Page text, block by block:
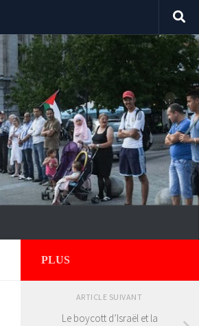
PLUS
ARTICLE SUIVANT
Le boycott d’Israël et la